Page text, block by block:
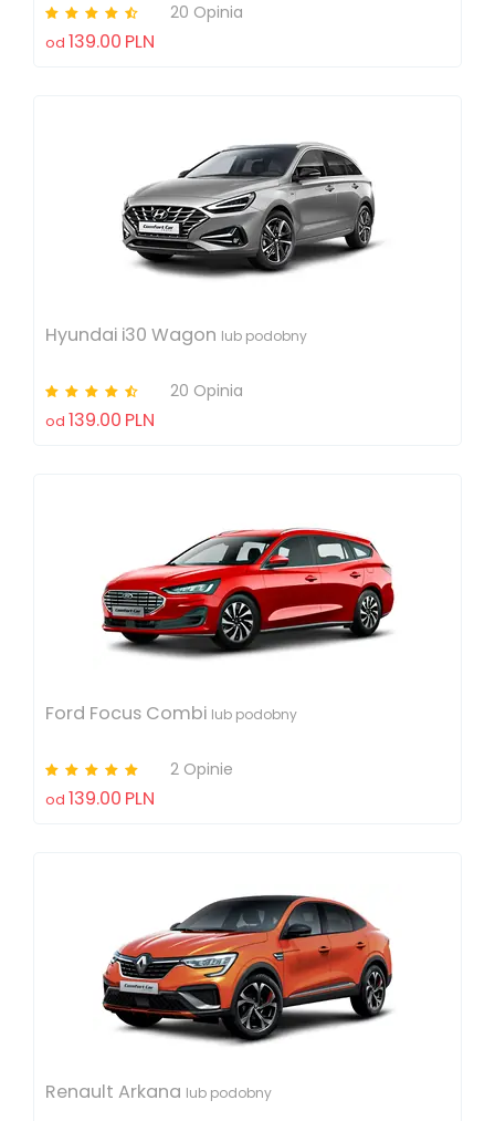
20 Opinia
od 139.00 PLN
Hyundai i30 Wagon lub podobny
20 Opinia
od 139.00 PLN
Ford Focus Combi lub podobny
2 Opinie
od 139.00 PLN
Renault Arkana lub podobny